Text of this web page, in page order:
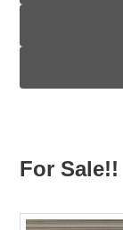
For Sale!!